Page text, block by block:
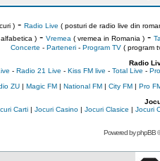
)- Radio Live ( posturi de radio live din
)- Vremea ( vremea in Romania )-
Concerte - Parteneri- Program TV( program
Radio
- Radio 21 Live - Kiss FM live - Total Live -
ZU| Magic FM| National FM| City FM| Pro
Carti| Jocuri Casino| Jocuri Clasice | Jocuri
Powered byphpBB©